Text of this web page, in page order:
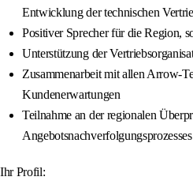
Entwicklung der technischen
Positiver Sprecher für die Region,
Unterstützung der
Zusammenarbeit mit allen Arrow-
Kundenerwartungen
Teilnahme an der regionalen
Angebotsnachverfolgungsprozesses
Ihr Profil: